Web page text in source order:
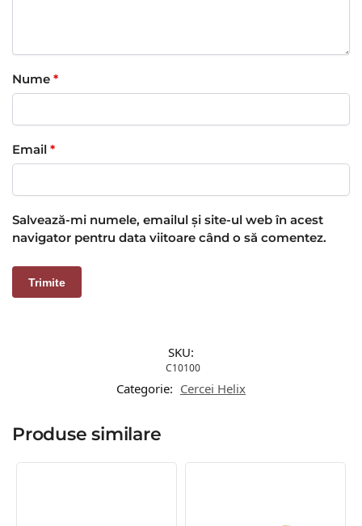
Nume *
Email *
Salvează-mi numele, emailul și site-ul web în acest
navigator pentru data viitoare când o să comentez.
SKU:
C10100
Categorie: Cercei Helix
Produse similare